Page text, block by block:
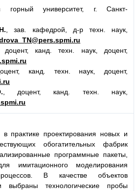
горный университет, г. Санкт-
, зав. кафедрой, д-р техн. наук,
доцент, канд. техн. наук, доцент,
канд. техн. наук, доцент,
, доцент, канд. техн. наук,
практике проектирования новых и
обогатительных фабрик
программные пакеты,
имитационного моделирования
В качестве объектов
выбраны технологические пробы